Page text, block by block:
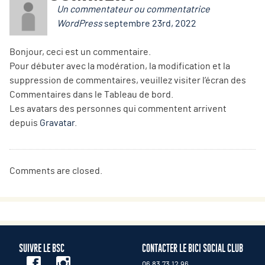
Un commentateur ou commentatrice
WordPress septembre 23rd, 2022
Bonjour, ceci est un commentaire.
Pour débuter avec la modération, la modification et la
suppression de commentaires, veuillez visiter l’écran des
Commentaires dans le Tableau de bord.
Les avatars des personnes qui commentent arrivent
depuis Gravatar.
Comments are closed.
SUIVRE LE BSC CONTACTER LE BICI SOCIAL CLUB